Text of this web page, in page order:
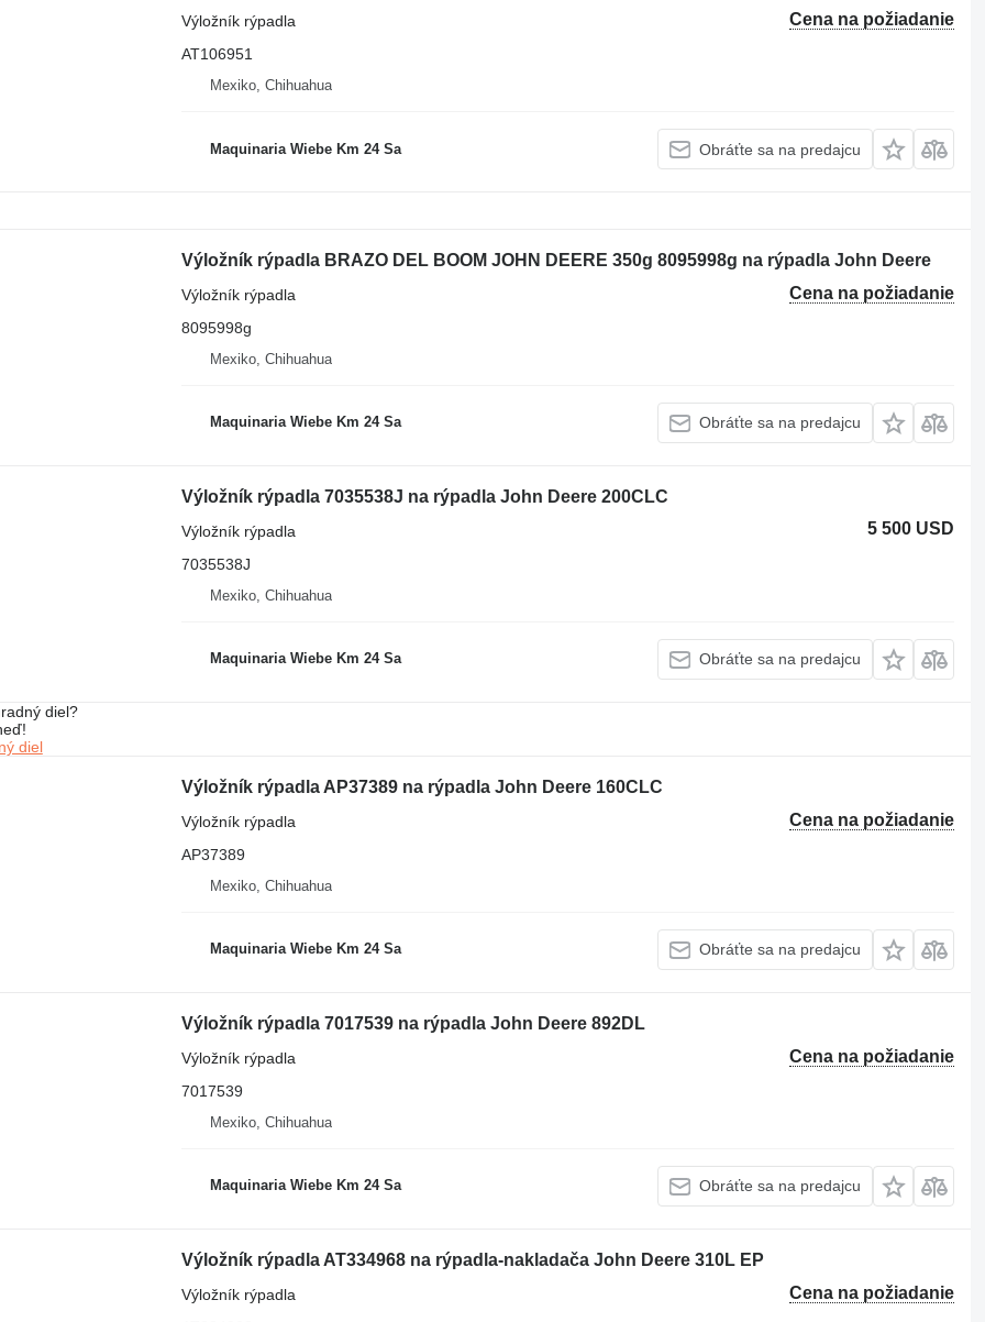
Cena na požiadanie
Výložník rýpadla
AT106951
Mexiko, Chihuahua
Maquinaria Wiebe Km 24 Sa Obráťte sa na predajcu
Výložník rýpadla BRAZO DEL BOOM JOHN DEERE 350g 8095998g na rýpadla John Deere
Cena na požiadanie
Výložník rýpadla
8095998g
Mexiko, Chihuahua
Maquinaria Wiebe Km 24 Sa Obráťte sa na predajcu
Výložník rýpadla 7035538J na rýpadla John Deere 200CLC
5 500 USD
Výložník rýpadla
7035538J
Mexiko, Chihuahua
Maquinaria Wiebe Km 24 Sa Obráťte sa na predajcu
diel?
diel
Výložník rýpadla AP37389 na rýpadla John Deere 160CLC
Cena na požiadanie
Výložník rýpadla
AP37389
Mexiko, Chihuahua
Maquinaria Wiebe Km 24 Sa Obráťte sa na predajcu
Výložník rýpadla 7017539 na rýpadla John Deere 892DL
Cena na požiadanie
Výložník rýpadla
7017539
Mexiko, Chihuahua
Maquinaria Wiebe Km 24 Sa Obráťte sa na predajcu
Výložník rýpadla AT334968 na rýpadla-nakladača John Deere 310L EP
Cena na požiadanie
Výložník rýpadla